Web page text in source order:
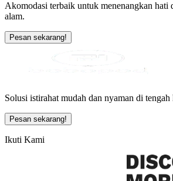
Akomodasi terbaik untuk menenangkan hati
alam.
Pesan sekarang!
Solusi istirahat mudah dan nyaman di
Pesan sekarang!
Ikuti Kami